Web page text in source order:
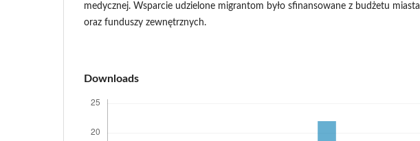
medycznej. Wsparcie udzielone migrantom było sfinansowane z budżetu miasta
oraz funduszy zewnętrznych.
Downloads